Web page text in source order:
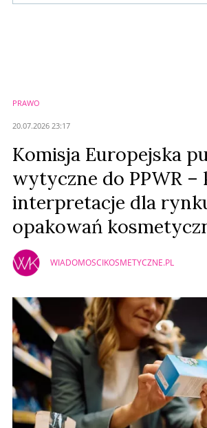
PRAWO
20.07.2026 23:17
Komisja Europejska
wytyczne do PPWR –
interpretacje dla
opakowań
WIADOMOSCIKOSMETYCZNE.PL